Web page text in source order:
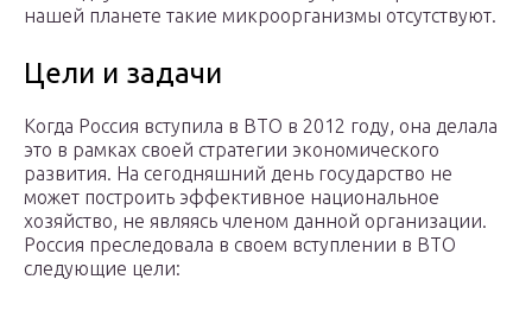
нашей планете такие микроорганизмы отсутствуют.
Цели и задачи
Когда Россия вступила в ВТО в 2012 году, она делала
это в рамках своей стратегии экономического
развития. На сегодняшний день государство не
может построить эффективное национальное
хозяйство, не являясь членом данной организации.
Россия преследовала в своем вступлении в ВТО
следующие цели: